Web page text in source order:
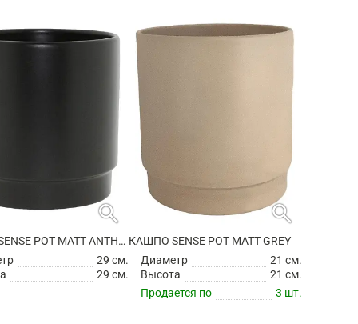
search
КАШПО SENSE POT MATT ANTHRACITE
29 см.
29 см.
search
КАШПО SENSE POT MATT GREY
Диаметр
21 см.
Высота
21 см.
Продается по
3 шт.